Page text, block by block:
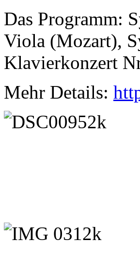
Das Programm:
Viola (Mozart),
Klavierkonzert
Mehr Details: